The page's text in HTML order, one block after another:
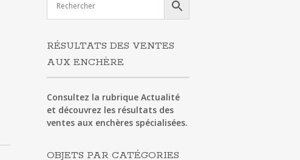
RÉSULTATS DES VENTES
AUX ENCHÈRE
Consultez la rubrique Actualité
et découvrez les résultats des
ventes aux enchères spécialisées.
OBJETS PAR CATÉGORIES